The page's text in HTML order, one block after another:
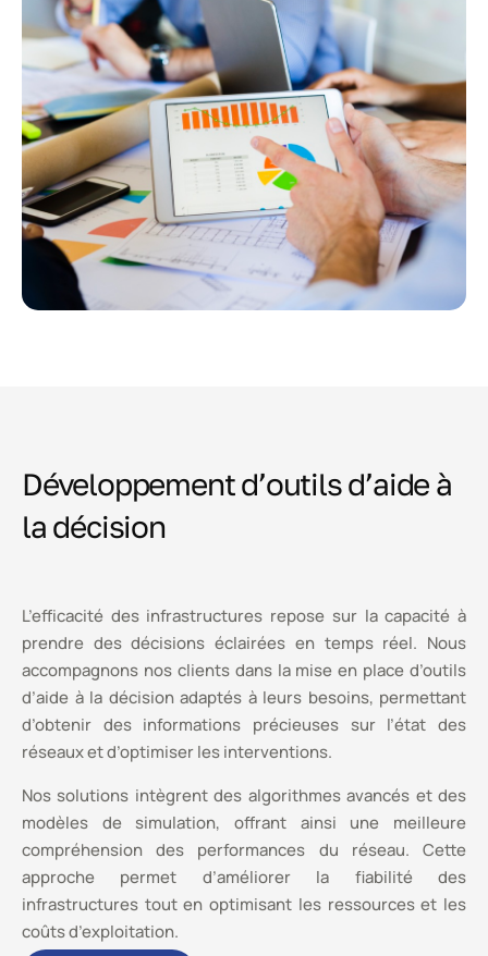
Développement d’outils d’aide à
la décision
L’efficacité des infrastructures repose sur la capacité à
prendre des décisions éclairées en temps réel. Nous
accompagnons nos clients dans la mise en place d’outils
d’aide à la décision adaptés à leurs besoins, permettant
d’obtenir des informations précieuses sur l’état des
réseaux et d’optimiser les interventions.
Nos solutions intègrent des algorithmes avancés et des
modèles de simulation, offrant ainsi une meilleure
compréhension des performances du réseau. Cette
approche permet d’améliorer la fiabilité des
infrastructures tout en optimisant les ressources et les
coûts d’exploitation.